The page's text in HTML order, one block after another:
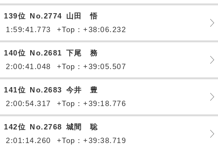
139位 No.2774 山田 悟
1:59:41.773
+Top : +38:06.232
140位 No.2681 下尾 務
2:00:41.048
+Top : +39:05.507
141位 No.2683 今井 豊
2:00:54.317
+Top : +39:18.776
142位 No.2768 城間 聡
2:01:14.260
+Top : +39:38.719